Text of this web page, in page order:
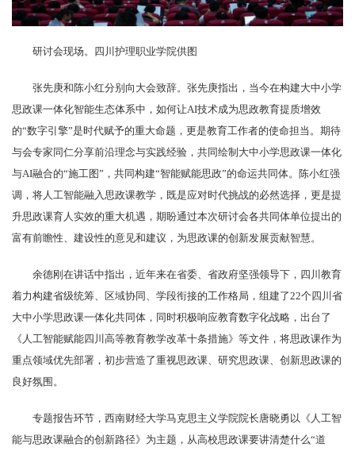
研讨会现场。四川护理职业学院供图
张先庚和陈小红分别向大会致辞。张先庚指出，当今在构建大中小学
思政课一体化智能生态体系中，如何让AI技术成为思政教育提质增效
的“数字引擎”是时代赋予的重大命题，更是教育工作者的使命担当。期待
与会专家同仁分享前沿理念与实践经验，共同绘制大中小学思政课一体化
与AI融合的“施工图”，共同构建“智能赋能思政”的命运共同体。陈小红强
调，将人工智能融入思政课教学，既是应对时代挑战的必然选择，更是提
升思政课育人实效的重大机遇，期盼通过本次研讨会各共同体单位提出的
富有前瞻性、建设性的意见和建议，为思政课的创新发展贡献智慧。
余德刚在讲话中指出，近年来在省委、省政府坚强领导下，四川教育
着力构建省级统筹、区域协同、学段衔接的工作格局，组建了22个四川省
大中小学思政课一体化共同体，同时积极响应教育数字化战略，出台了
《人工智能赋能四川高等教育教学改革十条措施》等文件，将思政课作为
重点领域优先部署，初步营造了重视思政课、研究思政课、创新思政课的
良好氛围。
专题报告环节，西南财经大学马克思主义学院院长唐晓勇以《人工智
能与思政课融合的创新路径》为主题，从高校思政课要讲清楚什么“道